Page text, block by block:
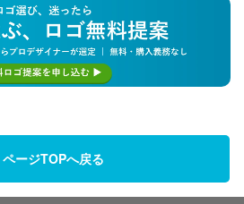
ページTOPへ戻る